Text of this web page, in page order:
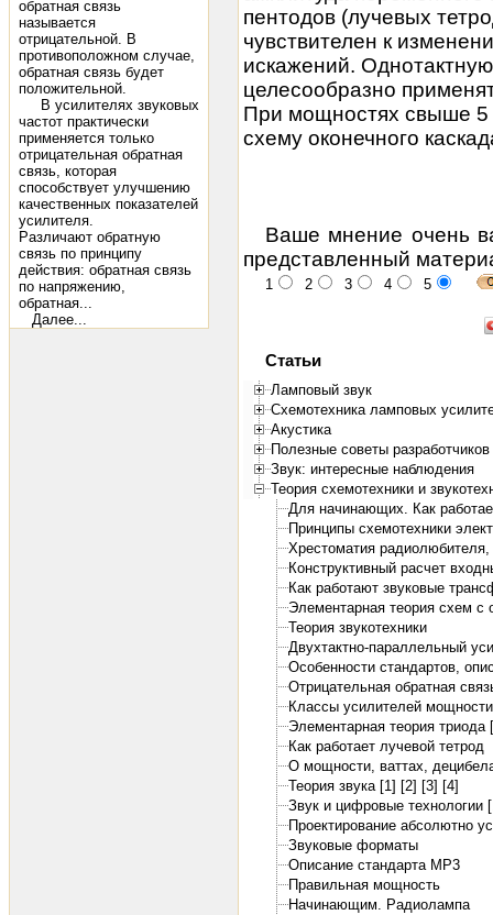
обратная связь
называется
отрицательной. В
противоположном случае,
обратная связь будет
положительной.
В усилителях звуковых
частот практически
применяется только
отрицательная обратная
связь, которая
способствует улучшению
качественных показателей
усилителя.
Различают обратную
связь по принципу
действия: обратная связь
по напряжению,
обратная...
Далее...
пентодов (лучевых
чувствителен к
искажений.
целесообразно
При мощностях свыше 5
схему оконечного
Ваше мнение очень
представленный
1 2 3 4 5
Статьи
Ламповый звук
Схемотехника ламповых
Акустика
Полезные советы
Звук: интересные наблюдения
Теория схемотехники и
Для начинающих. Как
Принципы схемотехники
Хрестоматия радиолюбителя,
Конструктивный расчет
Как работают звуковые
Элементарная теория схем с
Теория звукотехники
Двухтактно-параллельный
Особенности стандартов,
Отрицательная обратная
Классы усилителей мощности
Элементарная теория триода
Как работает лучевой тетрод
О мощности, ваттах,
Теория звука [1] [2] [3] [4]
Звук и цифровые технологии
Проектирование абсолютно
Звуковые форматы
Описание стандарта MP3
Правильная мощность
Начинающим. Радиолампа